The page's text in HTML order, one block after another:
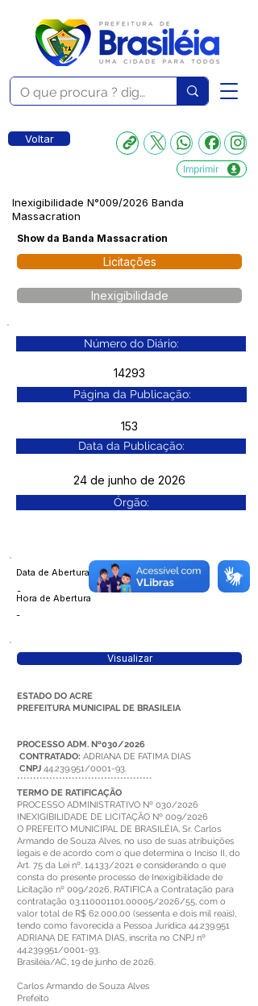
Voltar
Imprimir
Inexigibilidade N°009/2026 Banda
Massacration
Show da Banda Massacration
Licitações
Inexigibilidade
Número do Diário:
14293
Página da Publicação:
153
Data da Publicação:
24 de junho de 2026
Órgão:
Data de Abertura
-
Hora de Abertura
-
Visualizar
ESTADO DO ACRE
PREFEITURA MUNICIPAL DE BRASILEIA
PROCESSO ADM. Nº030/2026
CONTRATADO: ADRIANA DE FATIMA DIAS
CNPJ 44.239.951/0001-93.
******************************************
TERMO DE RATIFICAÇÃO
PROCESSO ADMINISTRATIVO Nº 030/2026
INEXIGIBILIDADE DE LICITAÇÃO Nº 009/2026
O PREFEITO MUNICIPAL DE BRASILÉIA, Sr. Carlos
Armando de Souza Alves, no uso de suas atribuições
legais e de acordo com o que determina o Inciso II, do
Art. 75 da Lei nº. 14.133/2021 e considerando o que
consta do presente processo de Inexigibilidade de
Licitação nº 009/2026, RATIFICA a Contratação para
contratação 03.110001101.00005/2026/55, com o
valor total de R$ 62.000,00 (sessenta e dois mil reais),
tendo como favorecida a Pessoa Jurídica 44.239.951
ADRIANA DE FATIMA DIAS, inscrita no CNPJ nº
44.239.951/0001-93.
Brasiléia/AC, 19 de junho de 2026.
Carlos Armando de Souza Alves
Prefeito